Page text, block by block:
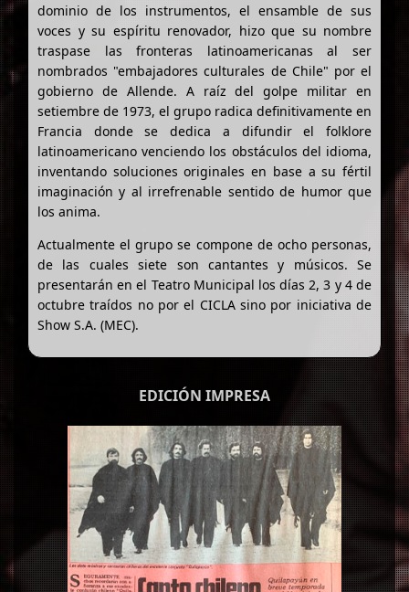
dominio de los instrumentos, el ensamble de sus
voces y su espíritu renovador, hizo que su nombre
traspase las fronteras latinoamericanas al ser
nombrados "embajadores culturales de Chile" por el
gobierno de Allende. A raíz del golpe militar en
setiembre de 1973, el grupo radica definitivamente en
Francia donde se dedica a difundir el folklore
latinoamericano venciendo los obstáculos del idioma,
inventando soluciones originales en base a su fértil
imaginación y al irrefrenable sentido de humor que
los anima.
Actualmente el grupo se compone de ocho personas,
de las cuales siete son cantantes y músicos. Se
presentarán en el Teatro Municipal los días 2, 3 y 4 de
octubre traídos no por el CICLA sino por iniciativa de
Show S.A. (MEC).
EDICIÓN IMPRESA